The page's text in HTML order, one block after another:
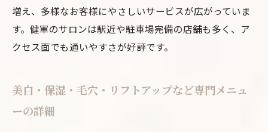
増え、多様なお客様にやさしいサービスが広がっていま
す。健軍のサロンは駅近や駐車場完備の店舗も多く、ア
クセス面でも通いやすさが好評です。
美白・保湿・毛穴・リフトアップなど専門メニュ
ーの詳細